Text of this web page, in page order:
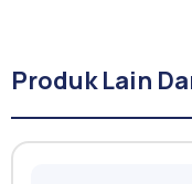
Produk Lain